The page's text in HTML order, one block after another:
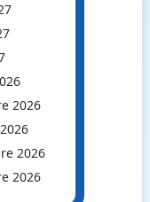
2026
2026
2026